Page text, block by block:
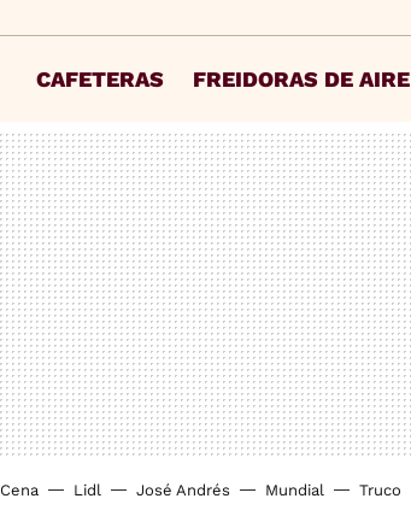
CAFETERAS FREIDORAS DE AIRE
Cena Lidl José Andrés Mundial Truco